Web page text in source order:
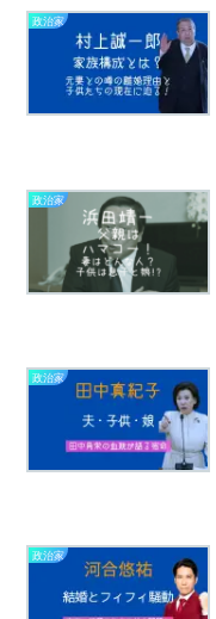
政治家
政治家
政治家
政治家